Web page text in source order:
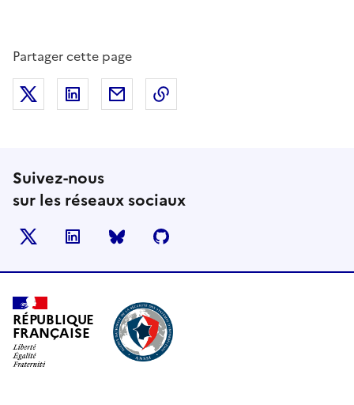
Partager cette page
Partager sur X (anciennement Twitter)
Partager sur LinkedIn
Partager par email
Suivez-nous
sur les réseaux sociaux
LinkedIn BlueSky
RÉPUBLIQUE
FRANÇAISE